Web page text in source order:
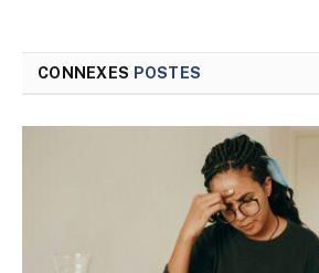
CONNEXES POSTES